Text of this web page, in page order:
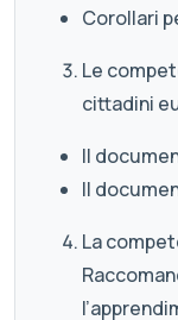
Corollari
Le
cittadini
Il
Il
La